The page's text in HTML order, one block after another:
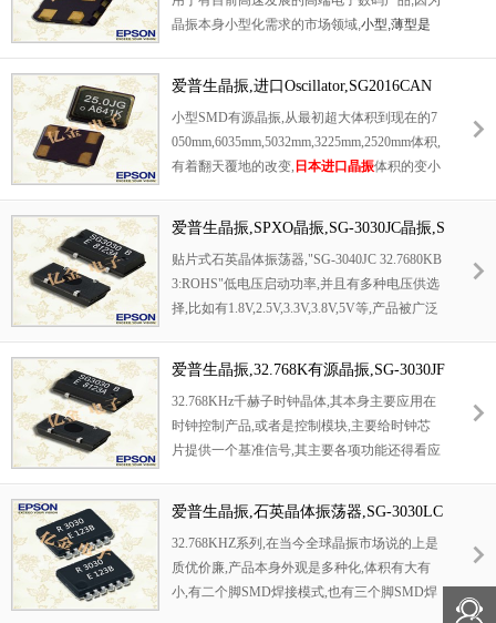
晶振本身小型化需求的市场领域 小型 薄型是
的产品.产品广泛用于笔记本电脑
星导航HDD,SSD,USB,Blu-ray等用途,符合无
铅焊接的高温回流焊曲线特性.
爱普生晶振,进口Oscillator,SG2016CAN
日产晶振
小型SMD有源晶振,从最初超大体积到现在的7
050mm,6035mm,5032mm,3225mm,2520mm体积,
有着翻天覆地的改变, 日本进口晶振体积的变小
D高速自动安装和高温回流焊设计,
爱普生晶振,SPXO晶振,SG-3030JC晶振,S
G-3040JC晶振,SG-3040JC 32.7680KB3:R
OHS
贴片式石英晶体振荡器,"SG-3040JC 32.7680KB
3:ROHS"低电压启动功率,并且有多种电压供选
择,比如有1.8V,2.5V,3.3V,3.8V,5V等,产品被广泛
H / SONET发射基站等领域.符合RoHS/无铅.
爱普生晶振,32.768K有源晶振,SG-3030JF
晶振,SG-3030JF 32.7680KB0:ROHS
32.768KHz千赫子时钟晶体,其本身主要应用在
时钟控制产品,或者是控制模块,主要给时钟芯
片提供一个基准信号,其主要各项功能还得看应
良的耐热性,耐环境特性,可发挥晶振优良的电
气特性,符合RoHS规定,满足无铅焊接的高温回
流温度曲线要求,金属外壳的封装使得产品在封
装时能发挥比陶瓷谐振器外壳更好的耐冲击性.
爱普生晶振,石英晶体振荡器,SG-3030LC
晶振,SG-3040LC晶振,SG-3040LC 32.768
0KB3:PURE
32.768KHZ系列,在当今全球晶振市场说的上是
质优价廉,产品本身外观是多种化,体积有大有
小,有二个脚SMD焊接模式,也有三个脚SMD焊